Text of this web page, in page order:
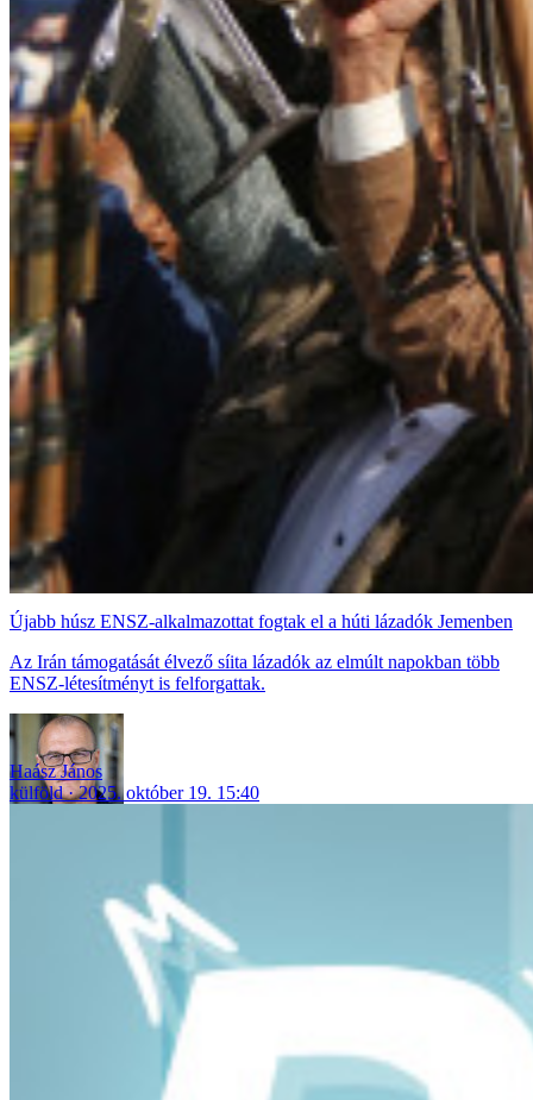
Újabb húsz ENSZ-alkalmazottat fogtak el a húti lázadók Jemenben
Az Irán támogatását élvező síita lázadók az elmúlt napokban több
ENSZ-létesítményt is felforgattak.
Haász János
külföld
2025. október 19. 15:40